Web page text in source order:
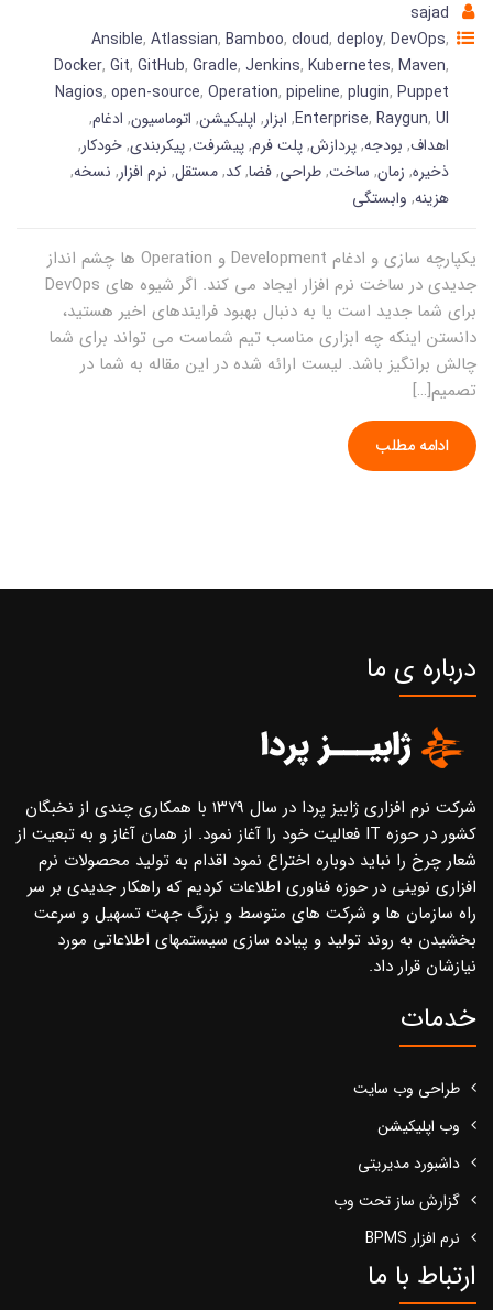
sajad
Ansible, Atlassian, Bamboo, cloud, deploy, DevOps,
Docker, Git, GitHub, Gradle, Jenkins, Kubernetes, Maven,
Nagios, open-source, Operation, pipeline, plugin, Puppet
Enterprise, Raygun, UI
, ابزار, اپلیکیشن, اتوماسیون, ادغام,
اهداف, بودجه,پردازش,پلت فرم,پیشرفت,پیکربندی,خودکار,
ذخیره, زمان, ساخت,طراحی,فضا,کد,مستقل, نرم افزار, نسخه,
هزینه, وابستگی
یکپارچه سازی و ادغام Development و Operation ها چشم انداز
جدیدی در ساخت نرم افزار ایجاد می کند. اگر شیوه های DevOps
برای شما جدید است یا به دنبال بهبود فرایندهای اخیر هستید،
دانستن اینکه چه ابزاری مناسب تیم شماست می تواند برای شما
چالش برانگیز باشد. لیست ارائه شده در این مقاله به شما در
تصمیم[…]
ادامه مطلب
درباره ی ما
شرکت نرم افزاری ژابیز پردا در سال ۱۳۷۹ با همکاری چندی از نخبگان
کشور در حوزه IT فعالیت خود را آغاز نمود. از همان آغاز و به تبعیت از
شعار چرخ را نباید دوباره اختراع نمود اقدام به تولید محصولات نرم
افزاری نوینی در حوزه فناوری اطلاعات کردیم که راهکار جدیدی بر سر
راه سازمان ها و شرکت های متوسط و بزرگ جهت تسهیل و سرعت
بخشیدن به روند تولید و پیاده سازی سیستمهای اطلاعاتی مورد
نیازشان قرار داد.
خدمات
طراحی وب سایت
وب اپلیکیشن
داشبورد مدیریتی
گزارش ساز تحت وب
نرم افزار BPMS
ارتباط با ما